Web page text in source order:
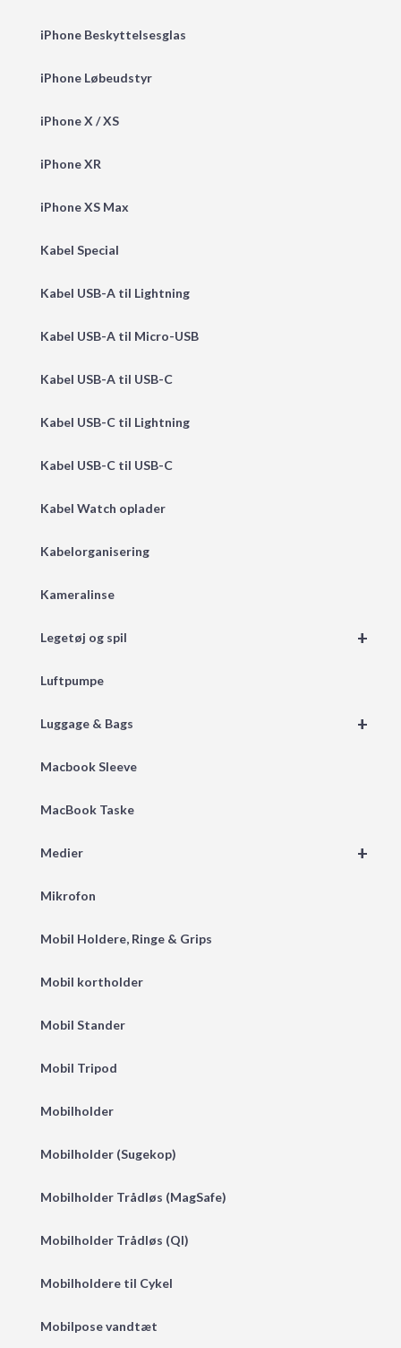
iPhone Beskyttelsesglas
iPhone Løbeudstyr
iPhone X / XS
iPhone XR
iPhone XS Max
Kabel Special
Kabel USB-A til Lightning
Kabel USB-A til Micro-USB
Kabel USB-A til USB-C
Kabel USB-C til Lightning
Kabel USB-C til USB-C
Kabel Watch oplader
Kabelorganisering
Kameralinse
+
Legetøj og spil
Luftpumpe
+
Luggage & Bags
Macbook Sleeve
MacBook Taske
+
Medier
Mikrofon
Mobil Holdere, Ringe & Grips
Mobil kortholder
Mobil Stander
Mobil Tripod
Mobilholder
Mobilholder (Sugekop)
Mobilholder Trådløs (MagSafe)
Mobilholder Trådløs (QI)
Mobilholdere til Cykel
Mobilpose vandtæt